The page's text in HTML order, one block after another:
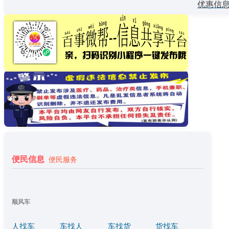
优惠信
便民信息 便民服务
顺风车
人找车 车找人 车找货 货找车